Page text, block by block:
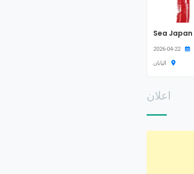
2026-04-22
اليابان
اعلان